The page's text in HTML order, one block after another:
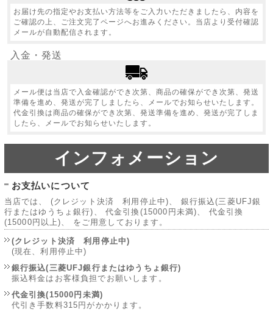
お届け先の指定やお支払い方法等をご入力いただきましたら、内容を
ご確認の上、ご注文完了ページへお進みください。当店より受付確認
メールが自動配信されます。
入金・発送
メール便は当店で入金確認ができ次第、商品の確保ができ次第、発送
準備を進め、発送が完了しましたら、メールでお知らせいたします。
代金引換は商品の確保ができ次第、発送準備を進め、発送が完了しま
したら、メールでお知らせいたします。
インフォメーション
お支払いについて
当店では、 (クレジット決済 利用停止中)、 銀行振込(三菱UFJ銀
行またはゆうちょ銀行)、 代金引換(15000円未満)、 代金引換
(15000円以上)、 をご用意しております。
(クレジット決済 利用停止中)
(現在、利用停止中)
銀行振込(三菱UFJ銀行またはゆうちょ銀行)
振込料金はお客様負担でお願いします。
代金引換(15000円未満)
代引き手数料315円がかかります。